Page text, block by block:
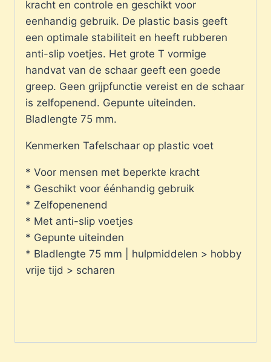
kracht en controle en geschikt voor
eenhandig gebruik. De plastic basis geeft
een optimale stabiliteit en heeft rubberen
anti-slip voetjes. Het grote T vormige
handvat van de schaar geeft een goede
greep. Geen grijpfunctie vereist en de schaar
is zelfopenend. Gepunte uiteinden.
Bladlengte 75 mm.
Kenmerken Tafelschaar op plastic voet
* Voor mensen met beperkte kracht
* Geschikt voor éénhandig gebruik
* Zelfopenenend
* Met anti-slip voetjes
* Gepunte uiteinden
* Bladlengte 75 mm | hulpmiddelen > hobby
vrije tijd > scharen